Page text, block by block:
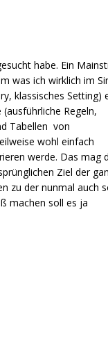
habe. Ein
was ich wirklich im
klassisches Setting)
Regeln,
Tabellen von
wohl einfach
werde. Das mag
Ziel der
zu der nunmal auch
machen soll es ja